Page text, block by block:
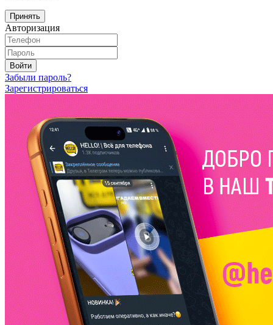
Принять
Авторизация
Войти
Забыли пароль?
Зарегистрироваться